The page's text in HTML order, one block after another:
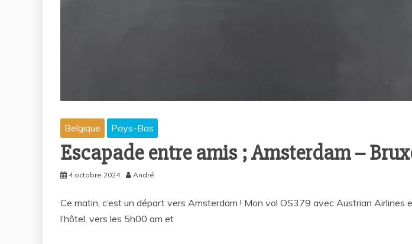
Belgique Pays-Bas
Escapade entre amis ; Amsterdam –
4 octobre 2024 André
Ce matin, c’est un départ vers Amsterdam ! Mon vol OS379 avec Austrian Airlines
l’hôtel, vers les 5h00 am et